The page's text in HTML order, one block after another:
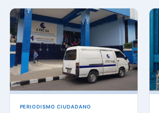
PERIODISMO CIUDADANO